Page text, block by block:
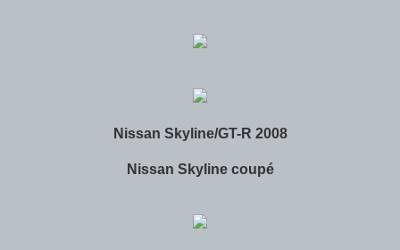
Nissan Skyline/GT-R 2008
Nissan Skyline coupé